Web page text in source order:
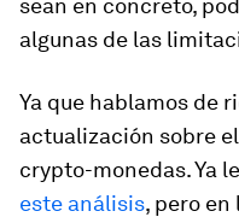
sean en concreto,
algunas de las
Ya que hablamos de
actualización sobre
crypto-monedas. Ya
este análisis, pero